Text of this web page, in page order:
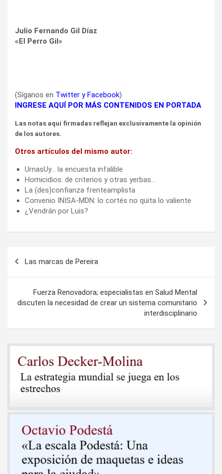
Julio Fernando Gil Díaz
«El Perro Gil»
(Síganos en Twitter yFacebook)
INGRESE AQUÍ POR MÁS CONTENIDOS EN PORTADA
Las notas aquí firmadas reflejan exclusivamente la opinión
de los autores.
Otros artículos del mismo autor:
UrnasUy… la encuesta infalible
Homicidios: de criterios y otras yerbas…
La (des)confianza frenteamplista
Convenio INISA-MDN: lo cortés no quita lo valiente
¿Vendrán por Luis?
entradas
Las marcas de Pereira
Fuerza Renovadora; especialistas en Salud Mental
discuten la necesidad de crear un sistema comunitario
interdisciplinario